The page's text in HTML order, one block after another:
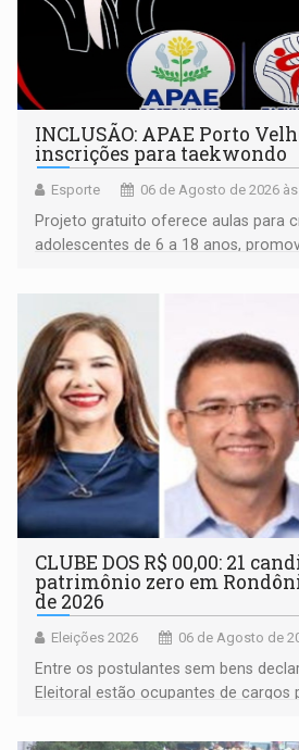
INCLUSÃO: APAE Porto
inscrições para taekwondo
Esporte 06 de Agosto de 2026
Projeto gratuito oferece aulas para
adolescentes de 6 a 18 anos,
CLUBE DOS R$ 00,00: 21
patrimônio zero em
de 2026
Eleições 2026 06 de Agosto de
Entre os postulantes sem bens
Eleitoral estão ocupantes de cargos
Pedro Geovar (PP) e a vice-prefeita